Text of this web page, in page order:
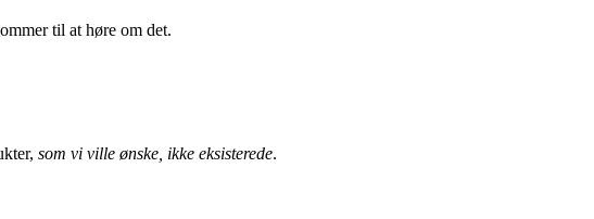
til at høre om det.
som vi ville ønske, ikke eksisterede.